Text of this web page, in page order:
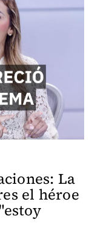
nacional en
La
el héroe